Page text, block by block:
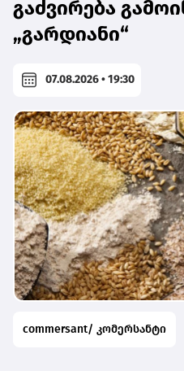
გაძვირება
„გარდიანი“
07.08.2026 • 19:30
commersant/ კომერსანტი